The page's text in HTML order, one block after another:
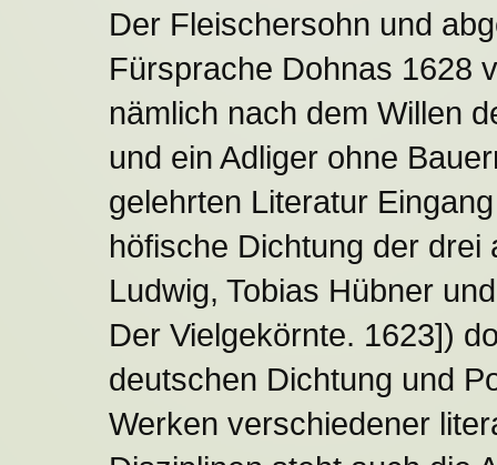
Der Fleischersohn und
Fürsprache Dohnas 1628
nämlich nach dem Willen
und ein Adliger ohne
gelehrten Literatur
höfische Dichtung der drei
Ludwig, Tobias Hübner
Der Vielgekörnte. 1623])
deutschen Dichtung und
Werken verschiedener